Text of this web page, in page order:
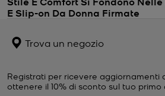
E Slip-on Da Donna Firmate
pelle sono una scelta vincente. Puoi
da una t-shirt e jogger a sensuali
glamour, mentre i versatili modelli slip-on
indossare tutti i giorni. Scegli tra le
Trova un negozio
Registrati per ricevere aggiornamenti
ottenere il 10% di sconto sul tuo primo